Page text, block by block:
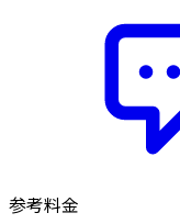
参考料金